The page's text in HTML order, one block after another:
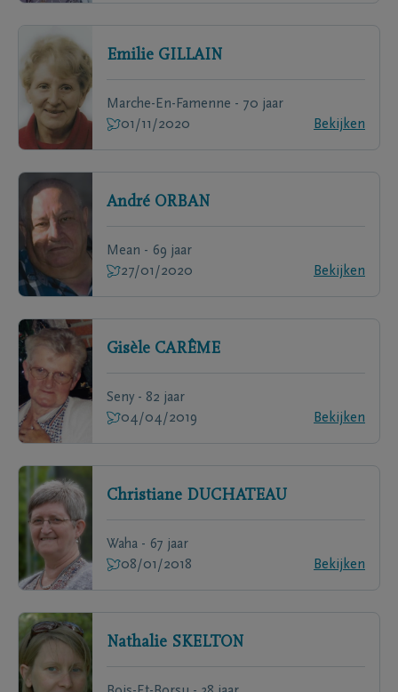
Emilie GILLAIN
Marche-En-Famenne - 70 jaar
01/11/2020
Bekijken
André ORBAN
Mean - 69 jaar
27/01/2020
Bekijken
Gisèle CARÊME
Seny - 82 jaar
04/04/2019
Bekijken
Christiane DUCHATEAU
Waha - 67 jaar
08/01/2018
Bekijken
Nathalie SKELTON